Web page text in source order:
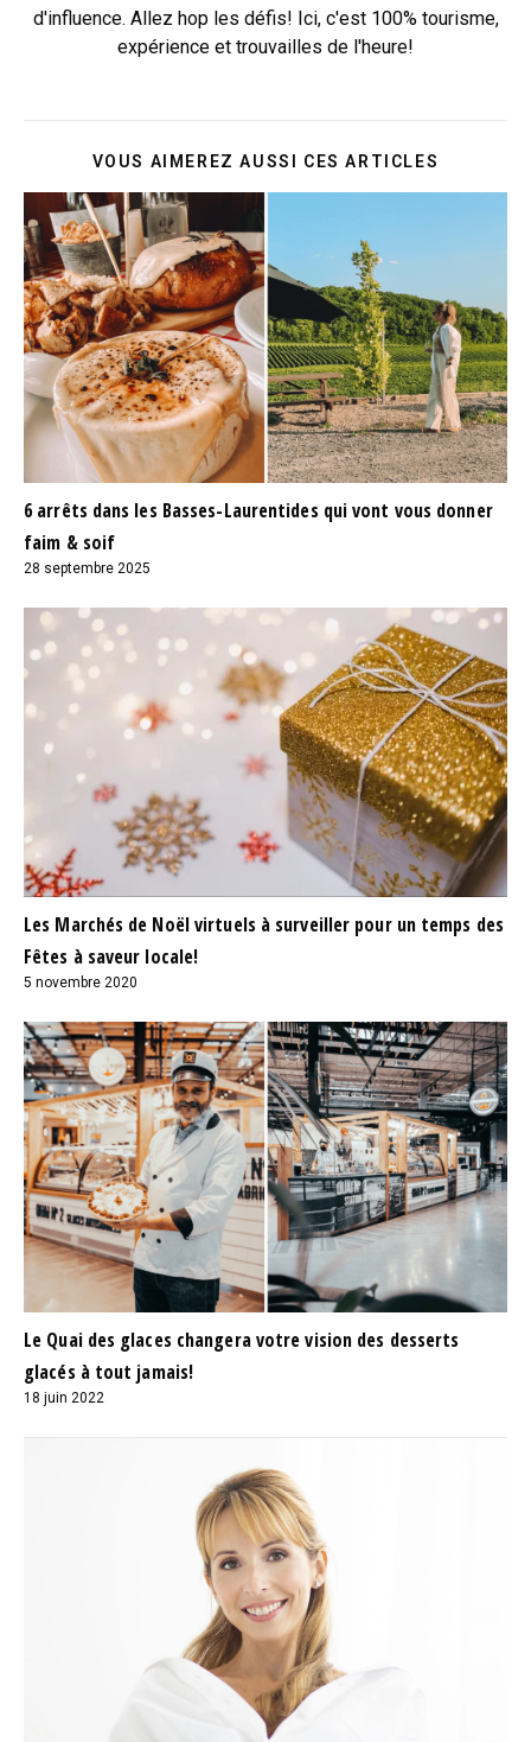
d'influence. Allez hop les défis! Ici, c'est 100% tourisme,
expérience et trouvailles de l'heure!
VOUS AIMEREZ AUSSI CES ARTICLES
6 arrêts dans les Basses-Laurentides qui vont vous donner
faim & soif
28 septembre 2025
Les Marchés de Noël virtuels à surveiller pour un temps des
Fêtes à saveur locale!
5 novembre 2020
Le Quai des glaces changera votre vision des desserts
glacés à tout jamais!
18 juin 2022